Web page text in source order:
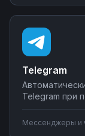
сложных
Telegram
Telegram при
запросов,
учета.
Мессенджеры и